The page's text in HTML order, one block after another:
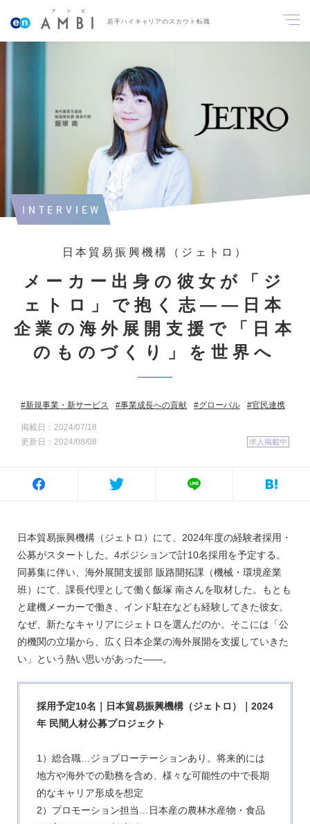
若手ハイキャリアのスカウト転職
INTERVIEW
日本貿易振興機構（ジェトロ）
メーカー出身の彼女が「ジ
ェトロ」で抱く志――日本
企業の海外展開支援で「日本
のものづくり」を世界へ
新規事業・新サービス 事業成長への貢献 グローバル 官民連携
掲載日：2024/07/18
更新日：2024/08/08
求人掲載中
日本貿易振興機構（ジェトロ）にて、2024年度の経験者採用・
公募がスタートした。4ポジションで計10名採用を予定する。
同募集に伴い、海外展開支援部 販路開拓課（機械・環境産業
班）にて、課長代理として働く飯塚 南さんを取材した。もとも
と建機メーカーで働き、インド駐在なども経験してきた彼女。
なぜ、新たなキャリアにジェトロを選んだのか。そこには「公
的機関の立場から、広く日本企業の海外展開を支援していきた
い」という熱い思いがあった――。
採用予定10名｜日本貿易振興機構（ジェトロ）｜2024
年 民間人材公募プロジェクト
1）総合職…ジョブローテーションあり。将来的には
地方や海外での勤務を含め、様々な可能性の中で長期
的なキャリア形成を想定
2）プロモーション担当…日本産の農林水産物・食品